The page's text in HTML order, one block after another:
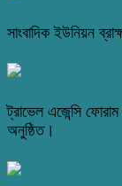
সাংবাদিক ইউনিয়ন
ট্রাভেল এজেন্সি
অনুষ্ঠিত।